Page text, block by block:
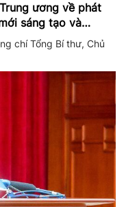
ương về phát
sáng tạo và
chí Tổng Bí thư, Chủ